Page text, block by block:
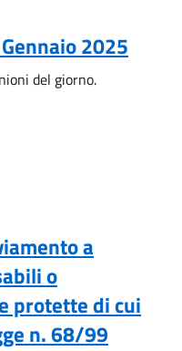
2025
del giorno.
a
o
protette di cui
n. 68/99